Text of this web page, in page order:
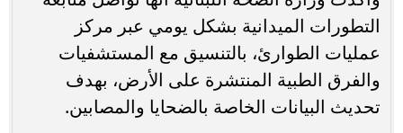
التطورات الميدانية بشكل يومي عبر مركز
عمليات الطوارئ، بالتنسيق مع المستشفيات
والفرق الطبية المنتشرة على الأرض، بهدف
تحديث البيانات الخاصة بالضحايا والمصابين.